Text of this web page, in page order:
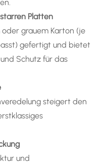
Platten
grauem Karton (je
gefertigt und bietet
Schutz für das
steigert den
und